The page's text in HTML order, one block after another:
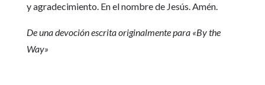
y agradecimiento. En el nombre de Jesús. Amén.
De una devoción escrita originalmente para «By the
Way»